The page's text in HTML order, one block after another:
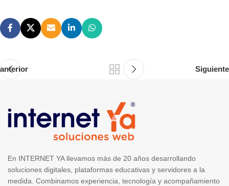
anterior Siguiente
En INTERNET YA llevamos más de 20 años desarrollando
soluciones digitales, plataformas educativas y servidores a la
medida. Combinamos experiencia, tecnología y acompañamiento